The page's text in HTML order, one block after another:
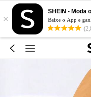
×
SHEIN - Moda
Baixe o App e